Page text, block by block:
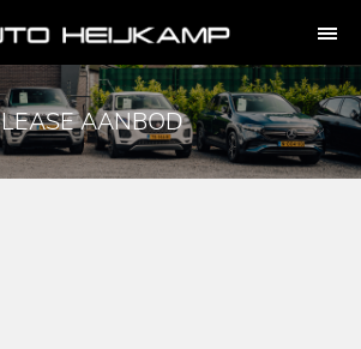
LEASE AANBOD